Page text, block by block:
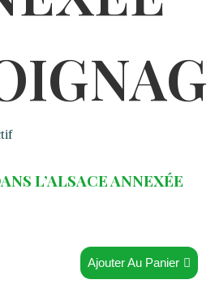
L’ALSACE ANNEXÉE
Ajouter Au Panier